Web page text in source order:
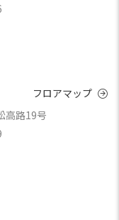
フロアマップ
高路19号